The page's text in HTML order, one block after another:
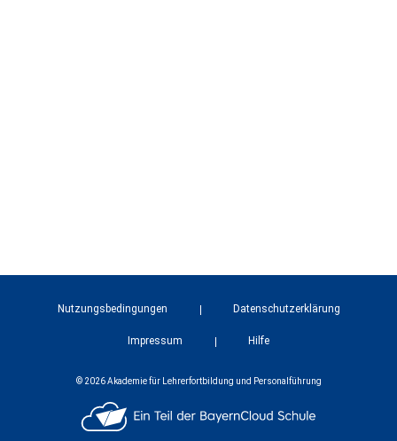
Nutzungsbedingungen Datenschutzerklärung
Impressum Hilfe
© 2026 Akademie für Lehrerfortbildung und Personalführung